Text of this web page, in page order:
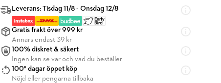
Leverans: Tisdag 11/8 - Onsdag 12/8
Gratis frakt över 999 kr
Annars endast 39 kr
100% diskret & säkert
Ingen kan se var och vad du beställer
100* dagar öppet köp
Nöjd eller pengarna tillbaka